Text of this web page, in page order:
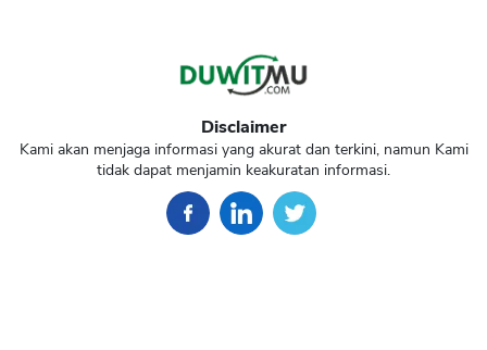
Disclaimer
Kami akan menjaga informasi yang akurat dan terkini, namun Kami
tidak dapat menjamin keakuratan informasi.